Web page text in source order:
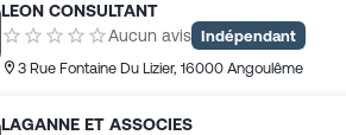
LEON CONSULTANT
Aucun avis Indépendant
3 Rue Fontaine Du Lizier, 16000 Angoulême
LAGANNE ET ASSOCIES